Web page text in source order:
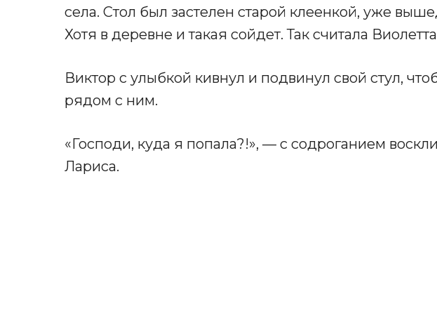
села. Стол был застелен старой клеенкой, уже
Хотя в деревне и такая сойдет. Так считала
Виктор с улыбкой кивнул и подвинул свой стул,
рядом с ним.
«Господи, куда я попала?!», — с содроганием
Лариса.